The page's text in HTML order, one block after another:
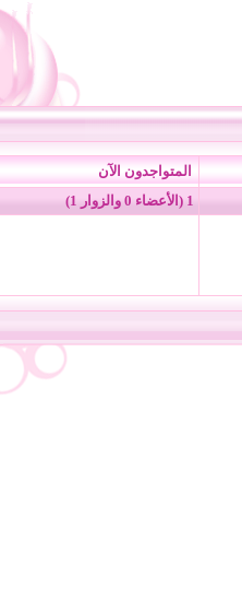
المتواجدون الآن
1 (الأعضاء 0 والزوار 1)